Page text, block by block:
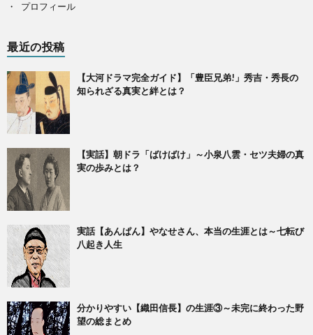
プロフィール
最近の投稿
【大河ドラマ完全ガイド】「豊臣兄弟!」秀吉・秀長の
知られざる真実と絆とは？
【実話】朝ドラ「ばけばけ」～小泉八雲・セツ夫婦の真
実の歩みとは？
実話【あんぱん】やなせさん、本当の生涯とは～七転び
八起き人生
​分かりやすい【織田信長】の生涯③～未完に終わった野
望の総まとめ